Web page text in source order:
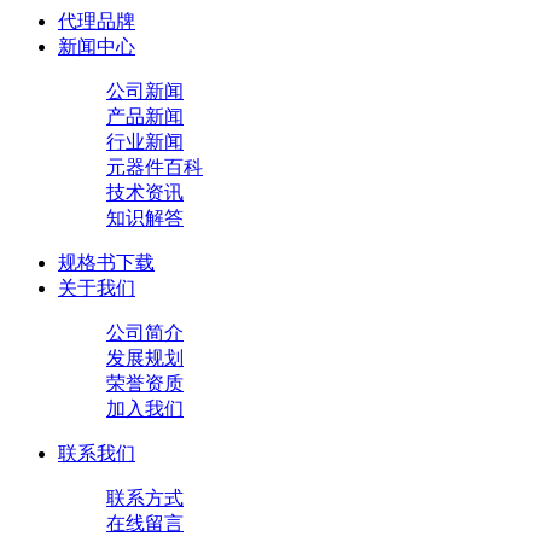
代理品牌
新闻中心
公司新闻
产品新闻
行业新闻
元器件百科
技术资讯
知识解答
规格书下载
关于我们
公司简介
发展规划
荣誉资质
加入我们
联系我们
联系方式
在线留言